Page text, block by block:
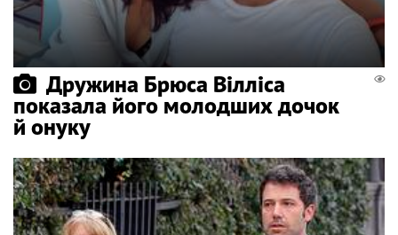
Дружина Брюса Вілліса
показала його молодших дочок
й онуку